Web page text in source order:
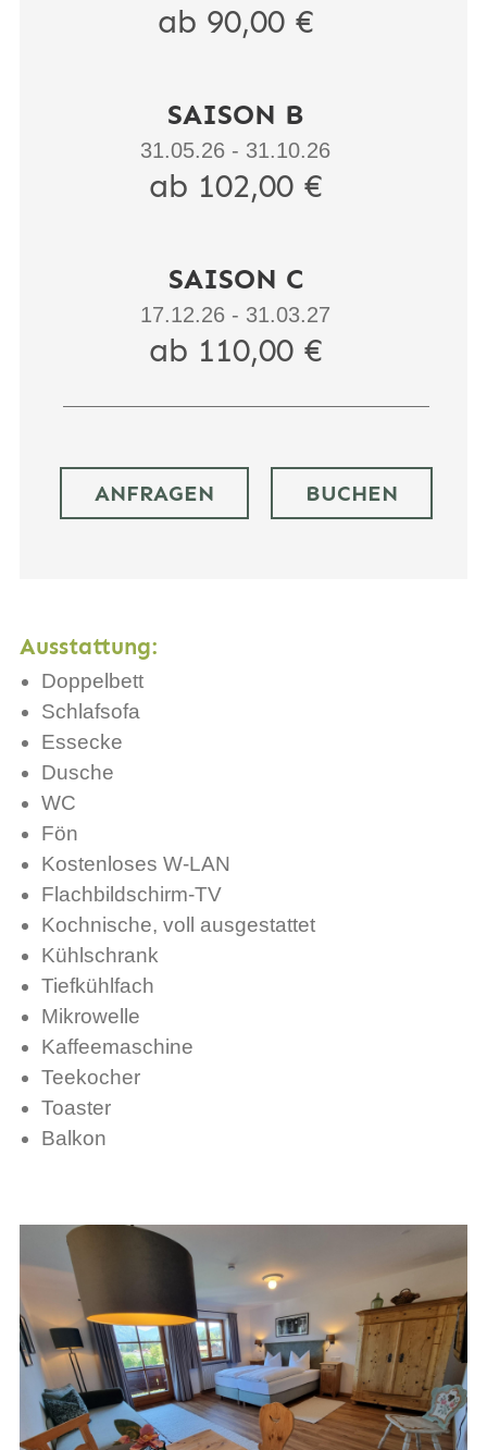
ab 90,00 €
SAISON B
31.05.26 - 31.10.26
ab 102,00 €
SAISON C
17.12.26 - 31.03.27
ab 110,00 €
ANFRAGEN BUCHEN
Ausstattung:
Doppelbett
Schlafsofa
Essecke
Dusche
WC
Fön
Kostenloses W-LAN
Flachbildschirm-TV
Kochnische, voll ausgestattet
Kühlschrank
Tiefkühlfach
Mikrowelle
Kaffeemaschine
Teekocher
Toaster
Balkon